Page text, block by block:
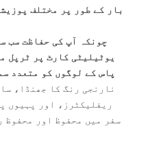
بار کے طور پر مختلف
چونکہ آپ کی حفاظت سب
یوٹیلیٹی کارٹ پر ٹرپل
پاس کے لوگوں کو متعدد
نارنجی رنگ کا جھنڈا،
ریفلیکٹرز، اور پہیوں
سفر میں محفوظ اور محفوظ